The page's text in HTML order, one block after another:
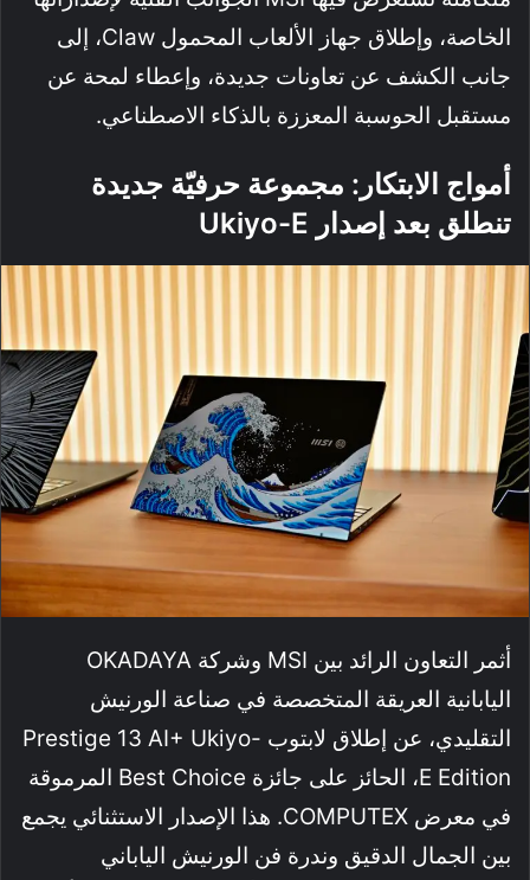
الخاصة، وإطلاق جهاز الألعاب المحمول Claw، إلى
جانب الكشف عن تعاونات جديدة، وإعطاء لمحة عن
مستقبل الحوسبة المعززة بالذكاء الاصطناعي.
أمواج الابتكار: مجموعة حرفيّة جديدة
تنطلق بعد إصدار Ukiyo-E
أثمر التعاون الرائد بين MSI وشركة OKADAYA
اليابانية العريقة المتخصصة في صناعة الورنيش
التقليدي، عن إطلاق لابتوب Prestige 13 AI+ Ukiyo-
E Edition، الحائز على جائزة Best Choice المرموقة
في معرض COMPUTEX. هذا الإصدار الاستثنائي يجمع
بين الجمال الدقيق وندرة فن الورنيش الياباني